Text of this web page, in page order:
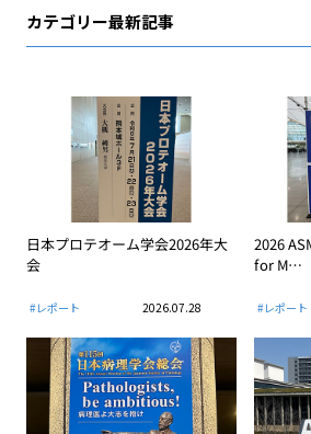
カテゴリー最新記事
日本プロテオーム学会2026年大
会
#レポート 2026.07.28
2026
for M…
#レポート